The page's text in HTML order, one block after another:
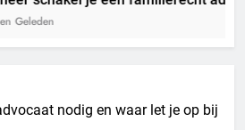
Geleden
nodig en waar let je op bij